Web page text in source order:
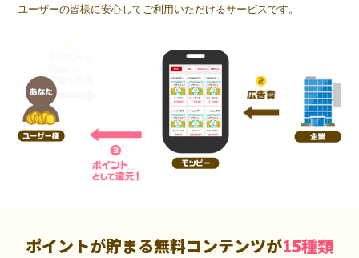
ユーザーの皆様に安心してご利用いただけるサービスです。
ポイントが貯まる無料コンテンツが15種類